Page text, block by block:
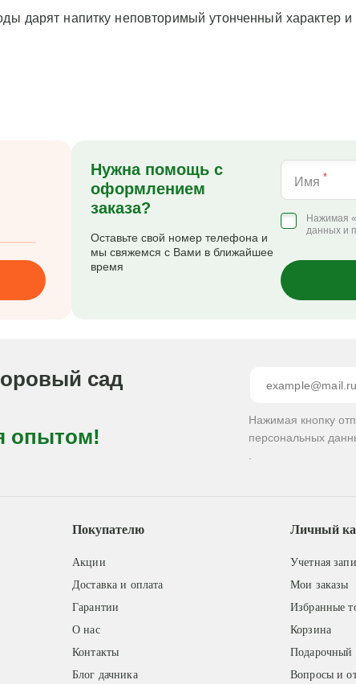
дарят напитку неповторимый утонченный характер
Нужна помощь с
оформлением
заказа?
Оставьте свой номер телефона и
мы свяжемся с Вами в ближайшее
время
Имя *
Нажимая
данных и
сад
опытом!
Нажимая кнопку
персональных
Покупателю
Акции
Доставка и оплата
Гарантии
О нас
Контакты
Блог дачника
Личный
Учетная
Мои заказы
Избранные
Корзина
Подарочный
Вопросы и